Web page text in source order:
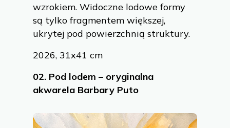
wzrokiem. Widoczne lodowe formy
są tylko fragmentem większej,
ukrytej pod powierzchnią struktury.
2026, 31x41 cm
02. Pod lodem – oryginalna
akwarela Barbary Puto